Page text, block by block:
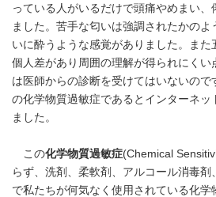
っている人がいるだけで頭痛やめまい、
ました。苦手な匂いは強調されたかの
いに酔うような感覚がありました。また
個人差があり周囲の理解が得られにくい
は医師からの診断を受けてはいないの
の化学物質過敏症であるとインターネッ
ました。
この化学物質過敏症(Chemical
らず、洗剤、柔軟剤、アルコール消毒
で私たちが何気なく使用されている化学